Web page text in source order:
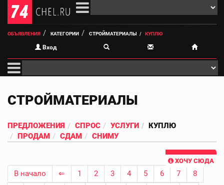
ОБЪЯВЛЕНИЯ КАТЕГОРИИ СТРОЙМАТЕРИАЛЫ КУПЛЮ
Вход
СТРОЙМАТЕРИАЛЫ
ПРЕДЛОЖЕНИЯ СПРОС УСЛУГИ
КУПЛЮ
ПРОДАМ
СДАМ СНИМУ
ХОЧУ СЮДА
В начало ⇐ 1 2 3 4 5 6 7
8